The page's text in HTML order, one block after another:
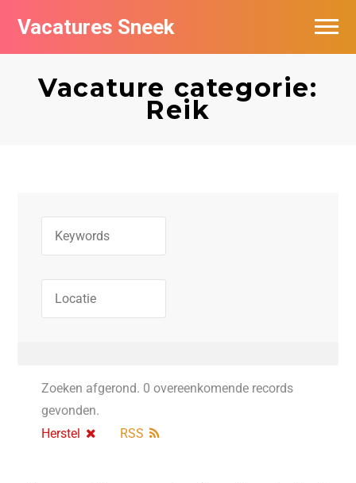
Vacatures Sneek
Vacature categorie:
Reik
Zoeken afgerond. 0 overeenkomende records
gevonden.
Herstel
RSS
Vacatures per bedrijf
De populairste vacatures in Sneek